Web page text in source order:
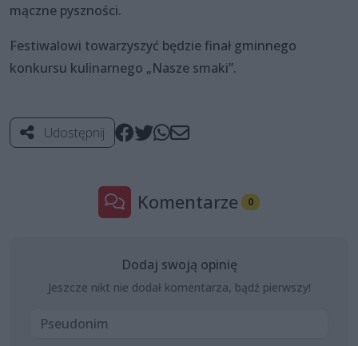
mączne pyszności.
Festiwalowi towarzyszyć będzie finał gminnego
konkursu kulinarnego „Nasze smaki”.
Udostępnij
Komentarze 0
Dodaj swoją opinię
Jeszcze nikt nie dodał komentarza, bądź pierwszy!